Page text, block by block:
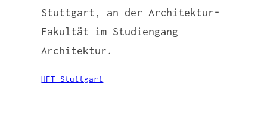
Stuttgart, an der Architektur-
Fakultät im Studiengang
Architektur.
HFT Stuttgart